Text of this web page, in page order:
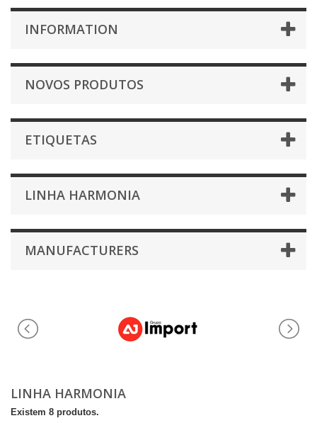
INFORMATION
NOVOS PRODUTOS
ETIQUETAS
LINHA HARMONIA
MANUFACTURERS
LINHA HARMONIA
Existem 8 produtos.